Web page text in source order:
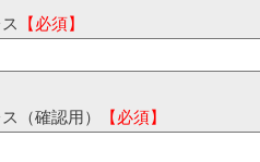
【必須】
（確認用） 【必須】